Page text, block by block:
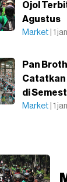
Ojol
Agustus
Market | 1
Pan
Catatkan
di
Market | 1